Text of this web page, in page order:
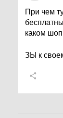
При чем
каком
ЗЫ к